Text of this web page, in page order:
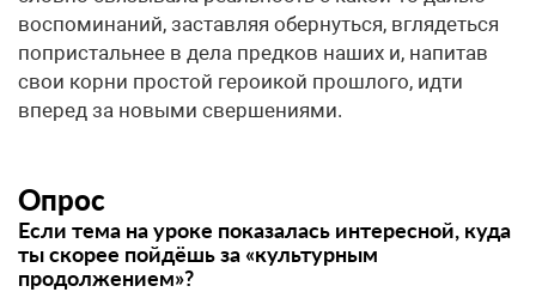
воспоминаний, заставляя обернуться, вглядеться
попристальнее в дела предков наших и, напитав
свои корни простой героикой прошлого, идти
вперед за новыми свершениями.
Опрос
Если тема на уроке показалась интересной, куда
ты скорее пойдёшь за «культурным
продолжением»?